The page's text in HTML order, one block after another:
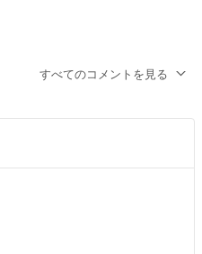
ださい
的には送りたいとおもっています
、そのままの形で送らせていただ
すべてのコメントを見る